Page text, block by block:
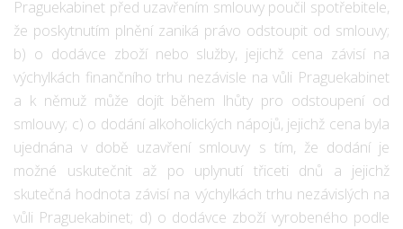
Praguekabinet před uzavřením smlouvy poučil spotřebitele,
že poskytnutím plnění zaniká právo odstoupit od smlouvy;
b) o dodávce zboží nebo služby, jejichž cena závisí na
výchylkách finančního trhu nezávisle na vůli Praguekabinet
a k němuž může dojít během lhůty pro odstoupení od
smlouvy; c) o dodání alkoholických nápojů, jejichž cena byla
ujednána v době uzavření smlouvy s tím, že dodání je
možné uskutečnit až po uplynutí třiceti dnů a jejichž
skutečná hodnota závisí na výchylkách trhu nezávislých na
vůli Praguekabinet; d) o dodávce zboží vyrobeného podle